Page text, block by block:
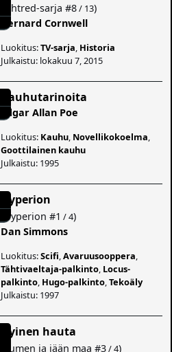
Uhtred-sarja #8/ 13)
Bernard Cornwell
Luokitus:TV-sarja Historia
Julkaistu: lokakuu 7, 2015
Kauhutarinoita
Edgar Allan Poe
Luokitus: Kauhu Novellikokoelma
Goottilainen kauhu
Julkaistu: 1995
Hyperion
Hyperion #1 / 4)
Dan Simmons
Luokitus:Scifi ,Avaruusooppera
Tähtivaeltaja-palkinto Locus-
palkinto Hugo-palkinto ,Tekoäly
Julkaistu: 1997
Hyinen hauta
Lumen ja jään maa #3/ 4)